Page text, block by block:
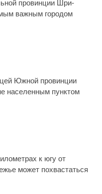
провинции Шри-
важным городом
Южной провинции
населенным пунктом
к югу от
может похвастаться